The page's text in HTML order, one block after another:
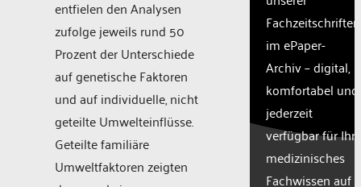
entfielen den Analysen
zufolge jeweils rund 50
Prozent der Unterschiede
auf genetische Faktoren
und auf individuelle, nicht
geteilte Umwelteinflüsse.
Geteilte familiäre
Umweltfaktoren zeigten
Fachzeitschriften
im ePaper-
Archiv – digital,
komfortabel und
jederzeit
verfügbar für Ihr
medizinisches
Fachwissen auf